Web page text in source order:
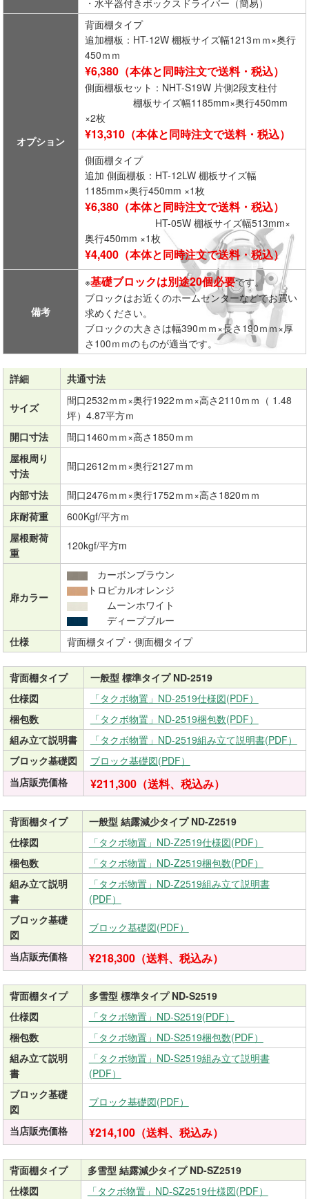
・水平器付きボックスドライバー（簡易）
オプション
背面棚タイプ
追加棚板：HT-12W 棚板サイズ幅1213ｍｍ×奥行
450ｍｍ
¥6,380（本体と同時注文で送料・税込）
側面棚板セット：NHT-S19W 片側2段支柱付
棚板サイズ幅1185mm×奥行450mm
×2枚
¥13,310（本体と同時注文で送料・税込）
側面棚タイプ
追加 側面棚板：HT-12LW 棚板サイズ幅
1185mm×奥行450mm ×1枚
¥6,380（本体と同時注文で送料・税込）
HT-05W 棚板サイズ幅513mm×
奥行450mm ×1枚
¥4,400（本体と同時注文で送料・税込）
備考
※基礎ブロックは別途20個必要です。
ブロックはお近くのホームセンターなどでお買い
求めください。
ブロックの大きさは幅390ｍｍ×長さ190ｍｍ×厚
さ100ｍｍのものが適当です。
詳細 共通寸法
サイズ
間口2532ｍｍ×奥行1922ｍｍ×高さ2110ｍｍ（ 1.48
坪）4.87平方ｍ
開口寸法
間口1460ｍｍ×高さ1850ｍｍ
屋根周り
寸法
間口2612ｍｍ×奥行2127ｍｍ
内部寸法
間口2476ｍｍ×奥行1752ｍｍ×高さ1820ｍｍ
床耐荷重
600Kgf/平方ｍ
屋根耐荷
重
120kgf/平方m
扉カラー
カーボンブラウン
トロピカルオレンジ
ムーンホワイト
ディープブルー
仕様
背面棚タイプ・側面棚タイプ
背面棚タイプ
一般型 標準タイプ ND-2519
仕様図
「タクボ物置」ND-2519仕様図(PDF）
梱包数
「タクボ物置」ND-2519梱包数(PDF）
組み立て説明書
「タクボ物置」ND-2519組み立て説明書(PDF）
ブロック基礎図
ブロック基礎図(PDF）
当店販売価格
¥211,300（送料、税込み）
背面棚タイプ
一般型 結露減少タイプ ND-Z2519
仕様図
「タクボ物置」ND-Z2519仕様図(PDF）
梱包数
「タクボ物置」ND-Z2519梱包数(PDF）
組み立て説明
書
「タクボ物置」ND-Z2519組み立て説明書
(PDF）
ブロック基礎
図
ブロック基礎図(PDF）
当店販売価格 ¥218,300（送料、税込み）
背面棚タイプ
多雪型 標準タイプ ND-S2519
仕様図
「タクボ物置」ND-S2519(PDF）
梱包数
「タクボ物置」ND-S2519梱包数(PDF）
組み立て説明
書
「タクボ物置」ND-S2519組み立て説明書
(PDF）
ブロック基礎
図
ブロック基礎図(PDF）
当店販売価格 ¥214,100（送料、税込み）
背面棚タイプ
多雪型 結露減少タイプ ND-SZ2519
仕様図
「タクボ物置」ND-SZ2519仕様図(PDF）